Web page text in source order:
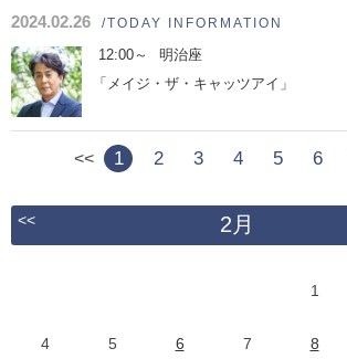
2024.02.26 /TODAY INFORMATION
12:00～
明治座
「メイジ・ザ・キャッツアイ」
<< 1 2 3 4 5 6
<< 2月
1
4 5 6 7 8